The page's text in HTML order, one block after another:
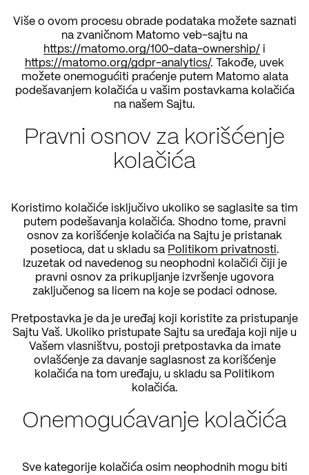
Više o ovom procesu obrade podataka možete saznati
na zvaničnom Matomo veb-sajtu na
https://matomo.org/100-data-ownership/ i
https://matomo.org/gdpr-analytics/. Takođe, uvek
možete onemogućiti praćenje putem Matomo alata
podešavanjem kolačića u vašim postavkama kolačića
na našem Sajtu.
Pravni osnov za korišćenje
kolačića
Koristimo kolačiće isključivo ukoliko se saglasite sa tim
putem podešavanja kolačića. Shodno tome, pravni
osnov za korišćenje kolačića na Sajtu je pristanak
posetioca, dat u skladu sa Politikom privatnosti.
Izuzetak od navedenog su neophodni kolačići čiji je
pravni osnov za prikupljanje izvršenje ugovora
zaključenog sa licem na koje se podaci odnose.
Pretpostavka je da je uređaj koji koristite za pristupanje
Sajtu Vaš. Ukoliko pristupate Sajtu sa uređaja koji nije u
Vašem vlasništvu, postoji pretpostavka da imate
ovlašćenje za davanje saglasnost za korišćenje
kolačića na tom uređaju, u skladu sa Politikom
kolačića.
Onemogućavanje kolačića
Sve kategorije kolačića osim neophodnih mogu biti